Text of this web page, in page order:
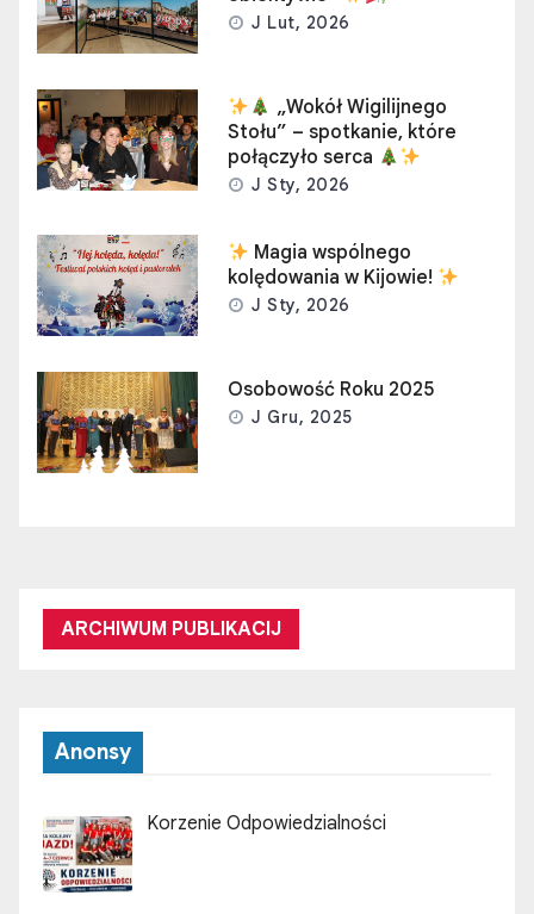
J Lut, 2026
„Wokół Wigilijnego
Stołu” – spotkanie, które
połączyło serca
J Sty, 2026
Magia wspólnego
kolędowania w Kijowie!
J Sty, 2026
Osobowość Roku 2025
J Gru, 2025
ARCHIWUM PUBLIKACIJ
Anonsy
Korzenie Odpowiedzialności